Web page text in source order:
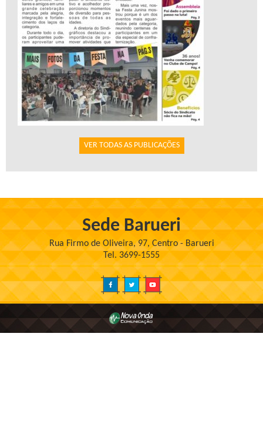
VER TODAS AS PUBLICAÇÕES
Sede Barueri
Rua Firmo de Oliveira, 97, Centro - Barueri
Tel. 3699-1555